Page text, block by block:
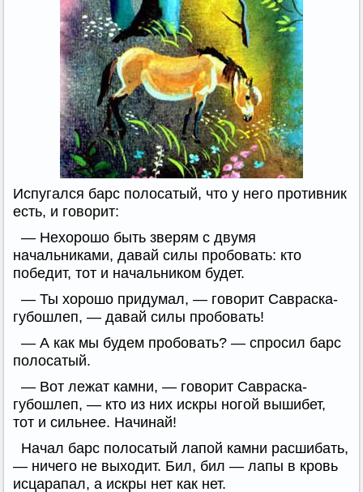
Испугался барс полосатый, что у него противник
есть, и говорит:
— Нехорошо быть зверям с двумя
начальниками, давай силы пробовать: кто
победит, тот и начальником будет.
— Ты хорошо придумал, — говорит Савраска-
губошлеп, — давай силы пробовать!
— А как мы будем пробовать? — спросил барс
полосатый.
— Вот лежат камни, — говорит Савраска-
губошлеп, — кто из них искры ногой вышибет,
тот и сильнее. Начинай!
Начал барс полосатый лапой камни расшибать,
— ничего не выходит. Бил, бил — лапы в кровь
исцарапал, а искры нет как нет.